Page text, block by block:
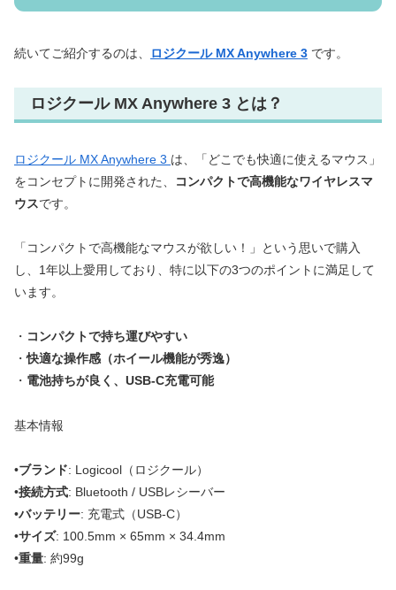
続いてご紹介するのは、 ロジクール MX Anywhere 3 です。
ロジクール MX Anywhere 3 とは？
ロジクール MX Anywhere 3 は、「どこでも快適に使えるマウス」
をコンセプトに開発された、
コンパクトで高機能なワイヤレスマ
ウスです。
「コンパクトで高機能なマウスが欲しい！」という思いで購入
し、1年以上愛用しており、特に以下の3つのポイントに満足して
います。
・ コンパクトで持ち運びやすい
・快適な操作感（ホイール機能が秀逸）
・ 電池持ちが良く、USB-C充電可能
基本情報
•ブランド: Logicool（ロジクール）
•接続方式: Bluetooth / USBレシーバー
•バッテリー: 充電式（USB-C）
•サイズ: 100.5mm × 65mm × 34.4mm
•重量: 約99g